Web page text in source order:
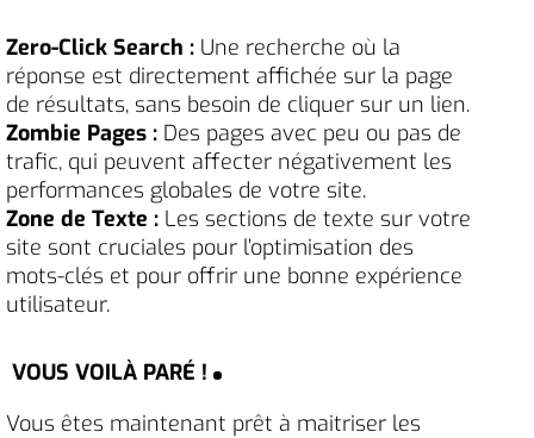
Zero-Click Search : Une recherche où la
réponse est directement affichée sur la page
de résultats, sans besoin de cliquer sur un lien.
Zombie Pages : Des pages avec peu ou pas de
trafic, qui peuvent affecter négativement les
performances globales de votre site.
Zone de Texte : Les sections de texte sur votre
site sont cruciales pour l’optimisation des
mots-clés et pour offrir une bonne expérience
utilisateur.
VOUS VOILÀ PARÉ !
Vous êtes maintenant prêt à maitriser les